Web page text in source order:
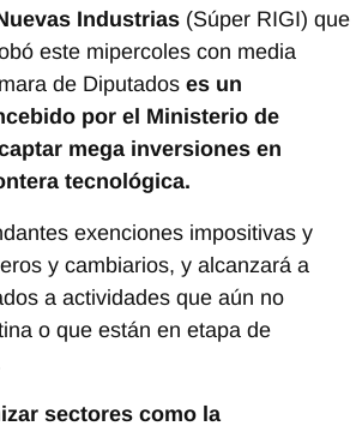
Industrias (Súper RIGI) que
este mipercoles con media
de Diputados es un
por el Ministerio de
mega inversiones en
tecnológica.
exenciones impositivas y
y cambiarios, y alcanzará a
a actividades que aún no
o que están en etapa de
sectores como la